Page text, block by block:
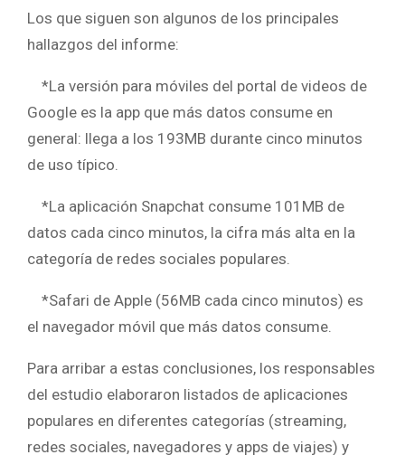
Los que siguen son algunos de los principales
hallazgos del informe:
*La versión para móviles del portal de videos de
Google es la app que más datos consume en
general: llega a los 193MB durante cinco minutos
de uso típico.
*La aplicación Snapchat consume 101MB de
datos cada cinco minutos, la cifra más alta en la
categoría de redes sociales populares.
*Safari de Apple (56MB cada cinco minutos) es
el navegador móvil que más datos consume.
Para arribar a estas conclusiones, los responsables
del estudio elaboraron listados de aplicaciones
populares en diferentes categorías (streaming,
redes sociales, navegadores y apps de viajes) y